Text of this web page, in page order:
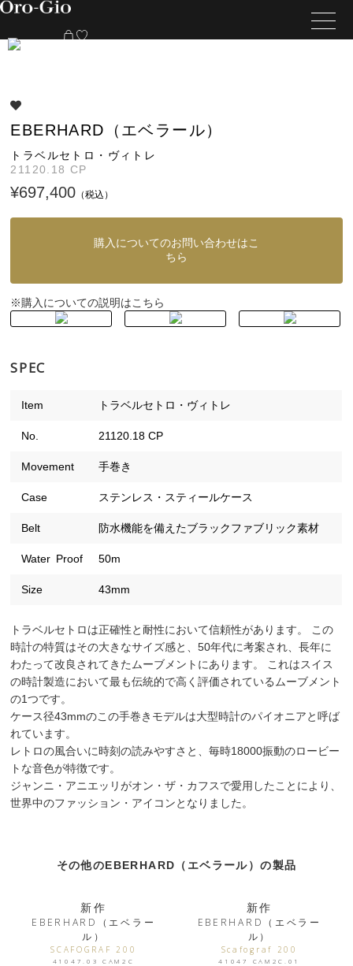
EBERHARD（エベラール）
トラベルセトロ・ヴィトレ
21120.18 CP
¥697,400 （税込）
購入についてのお問い合わせはこ
ちら
※購入についての説明はこちら
SPEC
Item トラベルセトロ・ヴィトレ
No. 21120.18 CP
Movement 手巻き
Case ステンレス・スティールケース
Belt 防水機能を備えたブラックファブリック素材
Water Proof 50m
Size 43mm
トラベルセトロは正確性と耐性において信頼性があります。 この
時計の特質はその大きなサイズ感と、50年代に考案され、長年に
わたって改良されてきたムーブメントにあります。 これはスイス
の時計製造において最も伝統的で高く評価されているムーブメント
の1つです。
ケース径43mmのこの手巻きモデルは大型時計のパイオニアと呼ば
れています。
レトロの風合いに時刻の読みやすさと、毎時18000振動のロービー
トな音色が特徴です。
ジャンニ・アニエッリがオン・ザ・カフスで愛用したことにより、
世界中のファッション・アイコンとなりました。
その他のEBERHARD（エベラール）の製品
新作
EBERHARD（エベラー
ル）
SCAFOGRAF 200
41047.03 CAM2C
新作
EBERHARD（エベラー
ル）
Scafograf 200
41047 CAM2C.01